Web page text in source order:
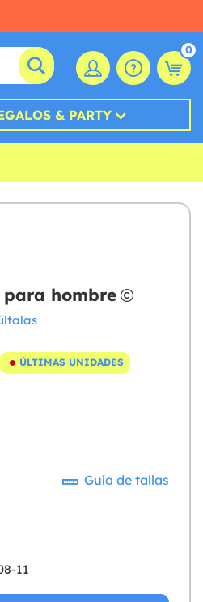
0
& PARTY
para hombre
ÚLTIMAS UNIDADES
Guía de tallas
11